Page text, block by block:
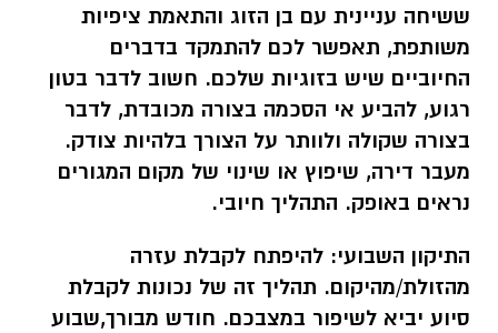
ששיחה עניינית עם בן הזוג והתאמת ציפיות
משותפת, תאפשר לכם להתמקד בדברים
החיוביים שיש בזוגיות שלכם. חשוב לדבר בטון
רגוע, להביע אי הסכמה בצורה מכובדת, לדבר
בצורה שקולה ולוותר על הצורך בלהיות צודק.
מעבר דירה, שיפוץ או שינוי של מקום המגורים
נראים באופק. התהליך חיובי.
התיקון השבועי: להיפתח לקבלת עזרה
מהזולת/מהיקום. תהליך זה של נכונות לקבלת
סיוע יביא לשיפור במצבכם. חודש מבורך,שבוע